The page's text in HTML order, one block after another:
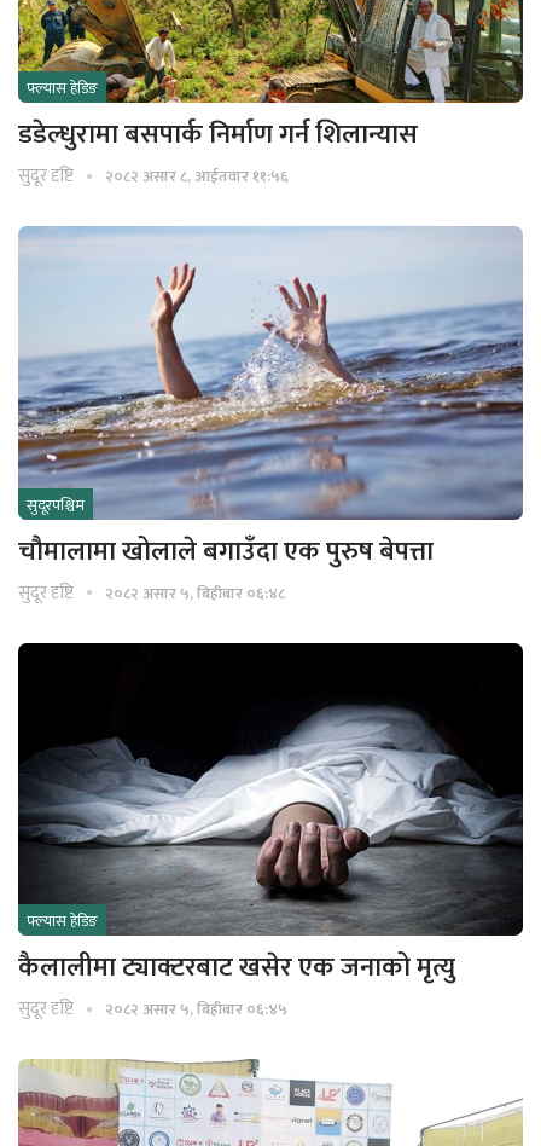
फ्ल्यास हेडिङ
डडेल्धुरामा बसपार्क निर्माण गर्न शिलान्यास
सुदूर दृष्टि २०८२ असार ८, आईतवार ११:५६
सुदूरपश्चिम
चौमालामा खोलाले बगाउँदा एक पुरुष बेपत्ता
सुदूर दृष्टि २०८२ असार ५, बिहीबार ०६:४८
फ्ल्यास हेडिङ
कैलालीमा ट्याक्टरबाट खसेर एक जनाको मृत्यु
सुदूर दृष्टि २०८२ असार ५, बिहीबार ०६:४५